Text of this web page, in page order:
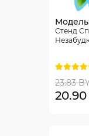
Стенд
23.83
20.90